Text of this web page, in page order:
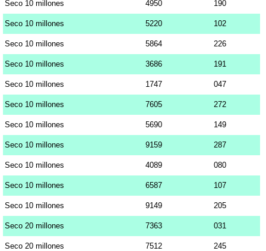
Seco 10 millones 4950 190
Seco 10 millones 5220 102
Seco 10 millones 5864 226
Seco 10 millones 3686 191
Seco 10 millones 1747 047
Seco 10 millones 7605 272
Seco 10 millones 5690 149
Seco 10 millones 9159 287
Seco 10 millones 4089 080
Seco 10 millones 6587 107
Seco 10 millones 9149 205
Seco 20 millones 7363 031
Seco 20 millones 7512 245